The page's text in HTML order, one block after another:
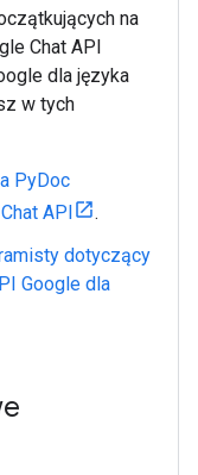
na
Chat API
dla języka
w tych
PyDoc
API
.
dotyczący
Google dla